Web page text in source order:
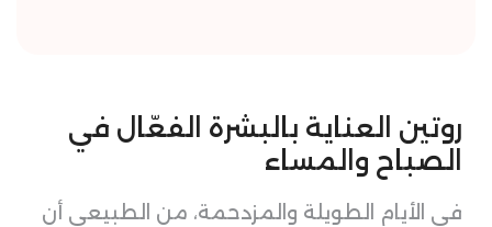
روتين العناية بالبشرة الفعّال في
الصباح والمساء
في الأيام الطويلة والمزدحمة، من الطبيعي أن